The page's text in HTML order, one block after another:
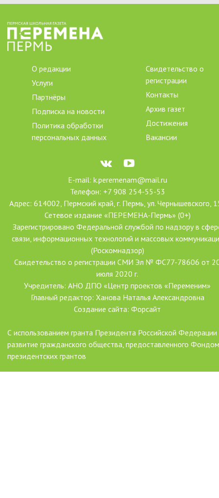
О редакции
Услуги
Партнёры
Подписка на новости
Политика обработки
персональных данных
Свидетельство о
регистрации
Контакты
Архив газет
Достижения
Вакансии
E-mail: k.peremenam@mail.ru
Телефон: +7 908 254-55-53
Адрес: 614002, Пермский край, г. Пермь, ул. Чернышевского,
Сетевое издание «ПЕРЕМЕНА-Пермь» (0+)
Зарегистрировано Федеральной службой по надзору в
связи, информационных технологий и массовых
(Роскомнадзор)
Свидетельство о регистрации СМИ Эл № ФС77-78606 от
июля 2020 г.
Учредитель: АНО ДПО «Центр проектов «Переменим»
Главный редактор: Ханова Наталья Александровна
Создание сайта: Форсайт
С использованием гранта Президента Российской Федерации
развитие гражданского общества, предоставленного Фондом
президентских грантов